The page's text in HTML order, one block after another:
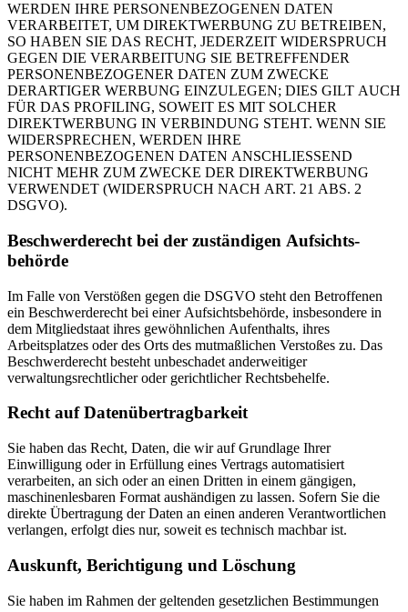
WERDEN IHRE PERSONENBEZOGENEN DATEN
VERARBEITET, UM DIREKTWERBUNG ZU BETREIBEN,
SO HABEN SIE DAS RECHT, JEDERZEIT WIDERSPRUCH
GEGEN DIE VERARBEITUNG SIE BETREFFENDER
PERSONENBEZOGENER DATEN ZUM ZWECKE
DERARTIGER WERBUNG EINZULEGEN; DIES GILT AUCH
FÜR DAS PROFILING, SOWEIT ES MIT SOLCHER
DIREKTWERBUNG IN VERBINDUNG STEHT. WENN SIE
WIDERSPRECHEN, WERDEN IHRE
PERSONENBEZOGENEN DATEN ANSCHLIESSEND
NICHT MEHR ZUM ZWECKE DER DIREKTWERBUNG
VERWENDET (WIDERSPRUCH NACH ART. 21 ABS. 2
DSGVO).
Beschwerde­recht bei der zuständigen Aufsichts­
behörde
Im Falle von Verstößen gegen die DSGVO steht den Betroffenen
ein Beschwerderecht bei einer Aufsichtsbehörde, insbesondere in
dem Mitgliedstaat ihres gewöhnlichen Aufenthalts, ihres
Arbeitsplatzes oder des Orts des mutmaßlichen Verstoßes zu. Das
Beschwerderecht besteht unbeschadet anderweitiger
verwaltungsrechtlicher oder gerichtlicher Rechtsbehelfe.
Recht auf Daten­übertrag­barkeit
Sie haben das Recht, Daten, die wir auf Grundlage Ihrer
Einwilligung oder in Erfüllung eines Vertrags automatisiert
verarbeiten, an sich oder an einen Dritten in einem gängigen,
maschinenlesbaren Format aushändigen zu lassen. Sofern Sie die
direkte Übertragung der Daten an einen anderen Verantwortlichen
verlangen, erfolgt dies nur, soweit es technisch machbar ist.
Auskunft, Berichtigung und Löschung
Sie haben im Rahmen der geltenden gesetzlichen Bestimmungen